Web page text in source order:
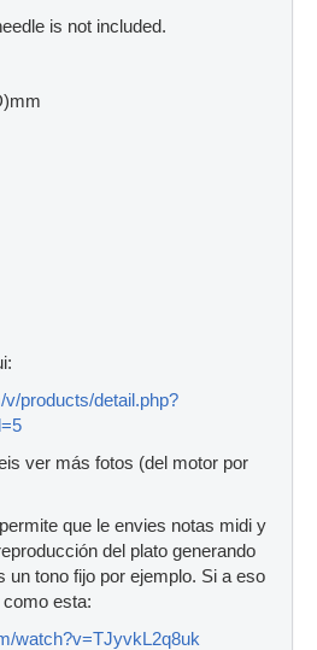
is not included.
products/detail.php?
ver más fotos (del motor por
que le envies notas midi y
del plato generando
un tono fijo por ejemplo. Si a eso
esta:
watch?v=TJyvkL2q8uk